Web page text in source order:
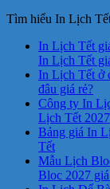
Tìm hiểu In Lịch
In Lịch Tết
In Lịch Tết
In Lịch Tết ở
đâu giá rẻ?
Công ty In
Lịch Tết 2027
Bảng giá In
Tết
Mẫu Lịch
Bloc 2027